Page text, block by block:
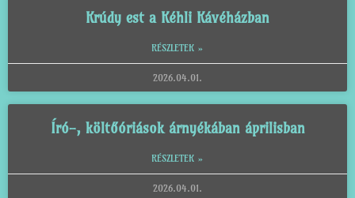
Krúdy est a Kéhli Kávéházban
RÉSZLETEK »
2026.04.01.
Író-, költőóriások árnyékában áprilisban
RÉSZLETEK »
2026.04.01.